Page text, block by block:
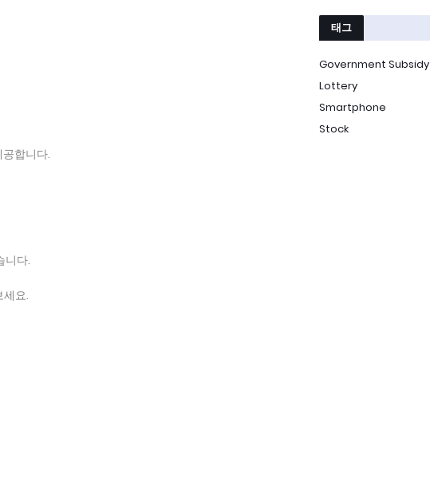
합니다.
니다.
세요.
태그
Government Subsidy
Lottery
Smartphone
Stock